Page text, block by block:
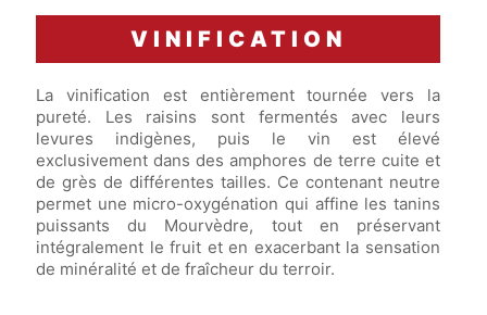
VINIFICATION
La vinification est entièrement tournée vers la
pureté. Les raisins sont fermentés avec leurs
levures indigènes, puis le vin est élevé
exclusivement dans des amphores de terre cuite et
de grès de différentes tailles. Ce contenant neutre
permet une micro-oxygénation qui affine les tanins
puissants du Mourvèdre, tout en préservant
intégralement le fruit et en exacerbant la sensation
de minéralité et de fraîcheur du terroir.